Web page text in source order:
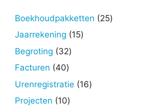
Boekhoudpakketten 2525
Jaarrekening 1515
Begroting 3232
Facturen 4040
producten
Urenregistratie 1616
Projecten 1010